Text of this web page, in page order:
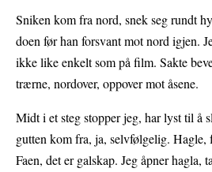
Sniken kom fra nord, snek seg rundt
doen før han forsvant mot nord igjen.
ikke like enkelt som på film. Sakte
trærne, nordover, oppover mot åsene.
Midt i et steg stopper jeg, har lyst til å
gutten kom fra, ja, selvfølgelig. Hagle,
Faen, det er galskap. Jeg åpner hagla,